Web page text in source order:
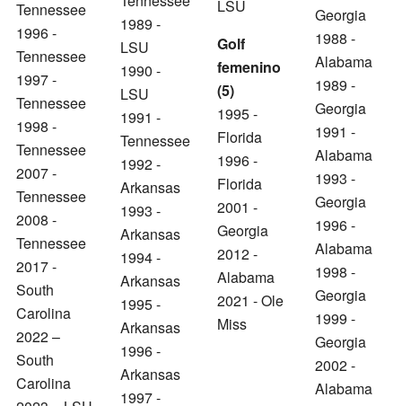
Tennessee
1996 -
Tennessee
1997 -
Tennessee
1998 -
Tennessee
2007 -
Tennessee
2008 -
Tennessee
2017 -
South
Carolina
2022 –
South
Carolina
1989 -
LSU
1990 -
LSU
1991 -
Tennessee
1992 -
Arkansas
1993 -
Arkansas
1994 -
Arkansas
1995 -
Arkansas
1996 -
Arkansas
1997 -
LSU
Golf
femenino
(5)
1995 -
Florida
1996 -
Florida
2001 -
Georgia
2012 -
Alabama
2021 - Ole
Miss
Georgia
1988 -
Alabama
1989 -
Georgia
1991 -
Alabama
1993 -
Georgia
1996 -
Alabama
1998 -
Georgia
1999 -
Georgia
2002 -
Alabama